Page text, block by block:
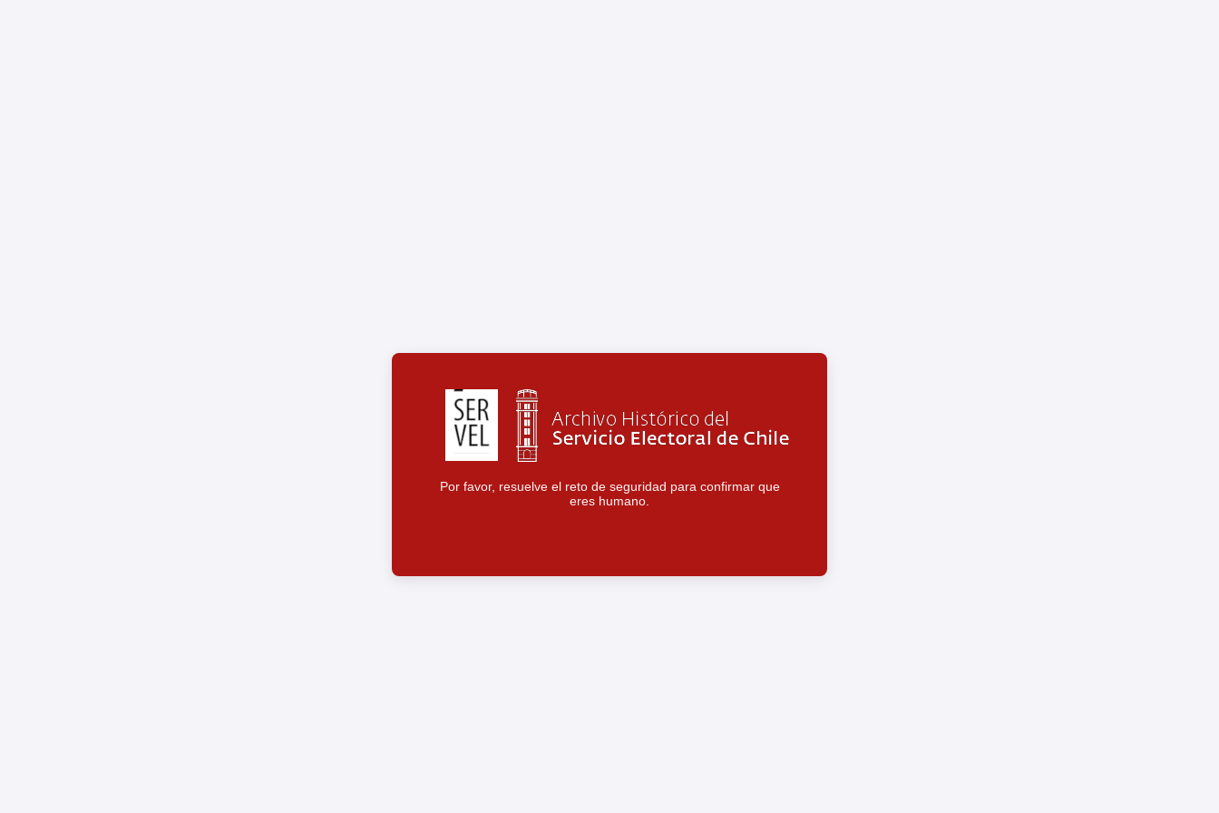
Por favor, resuelve el reto de seguridad para confirmar que
eres humano.